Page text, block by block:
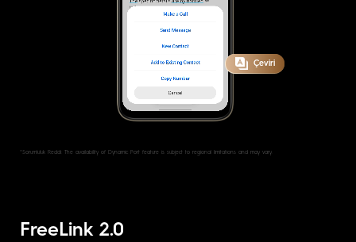
*Sorumluluk Reddi: The availability of Dynamic Port feature is subject to regional limitations and may vary.
Çeviri
FreeLink 2.0